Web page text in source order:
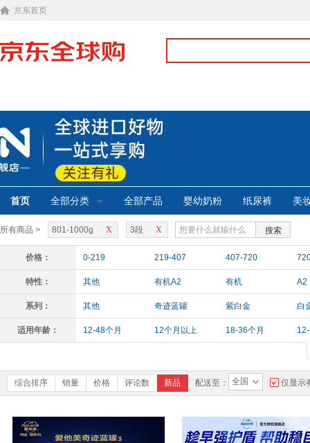
京东首页
首页 全部分类 全部产品 婴幼奶粉 纸尿裤 美
所有商品 > X
801-1000g X
3段 搜索
价格： 0-219 219-407 407-720
特性： 其他 有机A2 有机 A2
系列： 其他 奇迹蓝罐 紫白金 白
适用年龄： 12-48个月 12个月以上 18-36个月
综合排序 销量 价格 评论数 新品 配送至： 全国 仅显示